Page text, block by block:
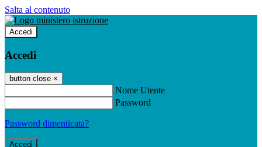
Salta al contenuto
Accedi
Accedi
button close ×
Nome Utente
Password
Password dimenticata?